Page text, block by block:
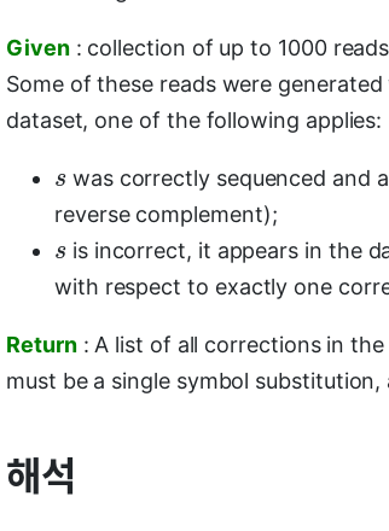
Given: collection of up to 1000
Some of these reads were
dataset, one of the following applies:
swas correctly sequenced and
reverse complement);
sis incorrect, it appears in the
with respect to exactly one
Return: A list of all corrections in
must be a single symbol
해석